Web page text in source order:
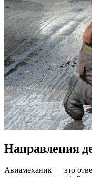
Направления
Авиамеханик — это